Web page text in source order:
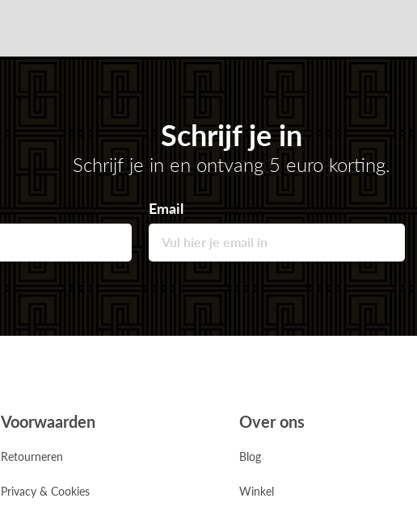
Schrijf je in
Schrijf je in en ontvang 5 euro korting.
Email
Voorwaarden
Retourneren
Privacy & Cookies
Over ons
Blog
Winkel